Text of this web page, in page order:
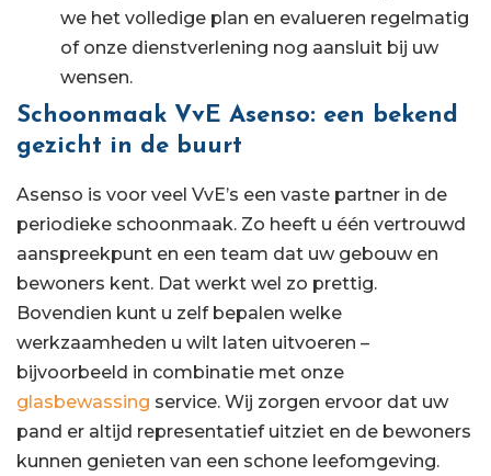
we het volledige plan en evalueren regelmatig
of onze dienstverlening nog aansluit bij uw
wensen.
Schoonmaak VvE Asenso: een bekend
gezicht in de buurt
Asenso is voor veel VvE’s een vaste partner in de
periodieke schoonmaak. Zo heeft u één vertrouwd
aanspreekpunt en een team dat uw gebouw en
bewoners kent. Dat werkt wel zo prettig.
Bovendien kunt u zelf bepalen welke
werkzaamheden u wilt laten uitvoeren –
bijvoorbeeld in combinatie met onze
glasbewassing service. Wij zorgen ervoor dat uw
pand er altijd representatief uitziet en de bewoners
kunnen genieten van een schone leefomgeving.